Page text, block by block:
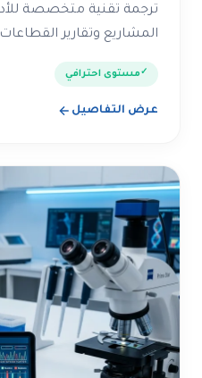
ترجمة تقنية متخصصة
المشاريع وتقارير القطاعات
مستوى احترافي
عرض التفاصيل